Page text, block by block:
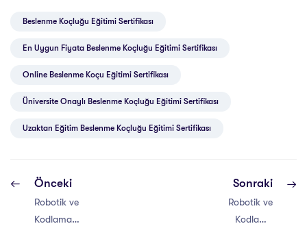
Beslenme Koçluğu Eğitimi Sertifikası
En Uygun Fiyata Beslenme Koçluğu Eğitimi Sertifikası
Online Beslenme Koçu Eğitimi Sertifikası
Üniversite Onaylı Beslenme Koçluğu Eğitimi Sertifikası
Uzaktan Eğitim Beslenme Koçluğu Eğitimi Sertifikası
Önceki
Robotik ve
Kodlama
Sonraki
Robotik ve
Kodlama